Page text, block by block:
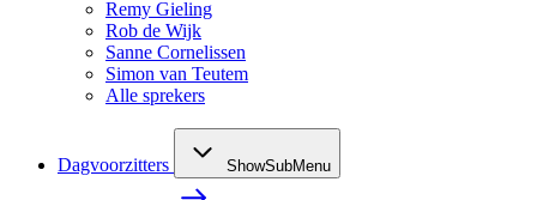
Remy Gieling
Rob de Wijk
Sanne Cornelissen
Simon van Teutem
Alle sprekers
Dagvoorzitters ShowSubMenu